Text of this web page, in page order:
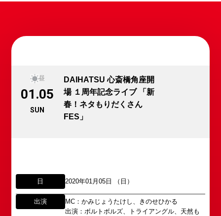
昼
01.05
SUN
DAIHATSU 心斎橋角座開
場 １周年記念ライブ 「新
春！ネタもりだくさん
FES」
日 2020年01月05日 （日）
出演
MC：かみじょうたけし、きのせひかる
出演：ボルトボルズ、トライアングル、天然も